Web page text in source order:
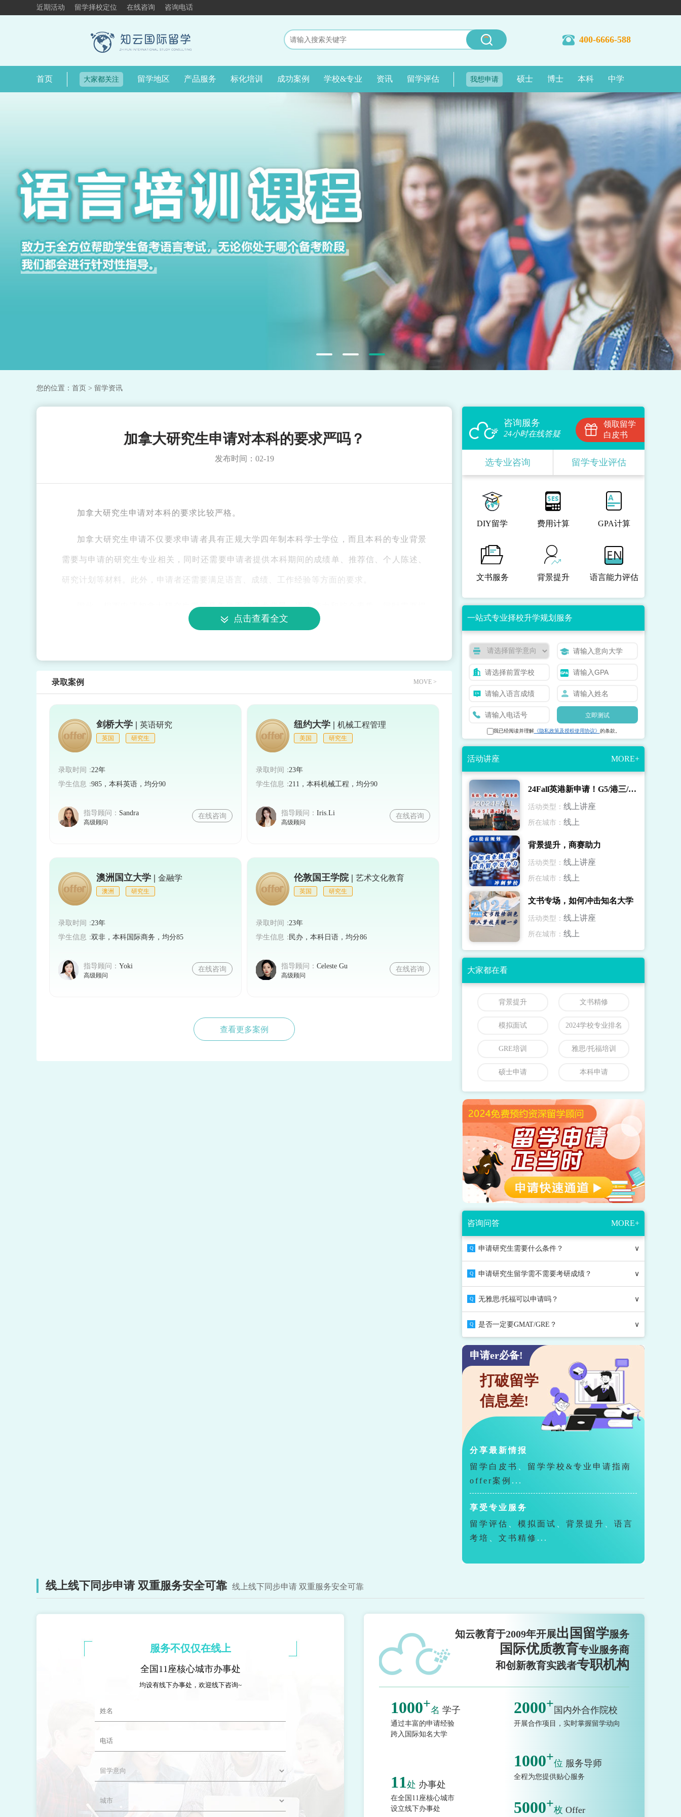
近期活动 留学择校定位 在线咨询 咨询电话
400-6666-588
首页 大家都关注 留学地区 产品服务 标化培训 成功案例 学校&专业 资讯 留学评估 我想申请 硕士 博士 本科 中学
您的位置： 首页 > 留学资讯
加拿大研究生申请对本科的要求严吗？
发布时间：02-19
加拿大研究生申请对本科的要求比较严格。
加拿大研究生申请不仅要求申请者具有正规大学四年制本科学士学位，而且本科的专业背景
需要与申请的研究生专业相关，同时还需要申请者提供本科期间的成绩单、推荐信、个人陈述、
研究计划等材料。此外，申请者还需要满足语言、成绩、工作经验等方面的要求。
因此，想要申请加拿大研究生需要具备优秀的学术背景、语言能力和综合素质，同时需要提
前了解并仔细阅读相关学校的招生要求，以确保自己符合申请条件。
点击查看全文
录取案例 MOVE >
剑桥大学 | 英语研究
英国 研究生
录取时间：22年
学生信息：985，本科英语，均分90
指导顾问： Sandra
高级顾问
在线咨询
纽约大学 | 机械工程管理
美国 研究生
录取时间：23年
学生信息：211，本科机械工程，均分90
指导顾问： Iris.Li
高级顾问
在线咨询
澳洲国立大学 | 金融学
澳洲 研究生
录取时间：23年
学生信息：双非，本科国际商务，均分85
指导顾问： Yoki
高级顾问
在线咨询
伦敦国王学院 | 艺术文化教育
英国 研究生
录取时间：23年
学生信息：民办，本科日语，均分86
指导顾问： Celeste Gu
高级顾问
在线咨询
查看更多案例
咨询服务
24小时在线答疑
领取留学
白皮书
选专业咨询 留学专业评估
DIY留学 费用计算 GPA计算
文书服务 背景提升 语言能力评估
一站式专业择校升学规划服务
立即测试
我已经阅读并理解《隐私政策及授权使用协议》 的条款。
活动讲座 MORE+
24Fall英港新申请！G5/港三/新二录取解读
活动类型： 线上讲座
所在城市： 线上
背景提升，商赛助力
活动类型： 线上讲座
所在城市： 线上
文书专场，如何冲击知名大学
活动类型： 线上讲座
所在城市： 线上
大家都在看
背景提升 文书精修
模拟面试 2024学校专业排名
GRE培训 雅思/托福培训
硕士申请 本科申请
咨询问答 MORE+
Q 申请研究生需要什么条件？ ∨
Q 申请研究生留学需不需要考研成绩？ ∨
Q 无雅思/托福可以申请吗？ ∨
Q 是否一定要GMAT/GRE？ ∨
申请er必备!
打破留学
信息差!
分享最新情报
留学白皮书
留学学校&专业申请指南
offer案例 ...
享受专业服务
留学评估
模拟面试 背景提升
语言
考培
文书精修 ...
线上线下同步申请 双重服务安全可靠 线上线下同步申请 双重服务安全可靠
服务不仅仅在线上
全国11座核心城市办事处
均设有线下办事处，欢迎线下咨询~
知云教育于2009年开展出国留学服务
国际优质教育专业服务商
和创新教育实践者专职机构
1000+名 学子
通过丰富的申请经验
跨入国际知名大学
2000+ 国内外合作院校
开展合作项目，实时掌握留学动向
1000+位 服务导师
全程为您提供贴心服务
11处 办事处
在全国11座核心城市
设立线下办事处
5000+枚 Offer